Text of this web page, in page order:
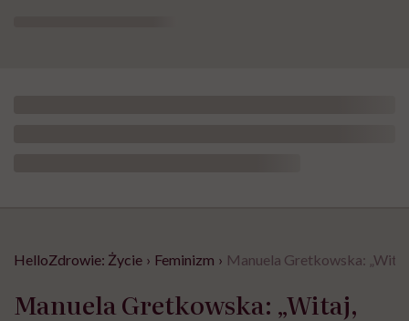
HelloZdrowie: Życie › Feminizm › Manuela Gretkowska:
Manuela Gretkowska: „Witaj,